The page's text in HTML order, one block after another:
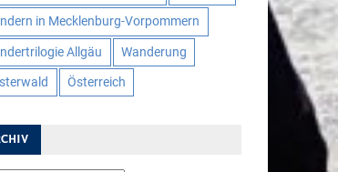
in Mecklenburg-Vorpommern
Allgäu Wanderung
Österreich